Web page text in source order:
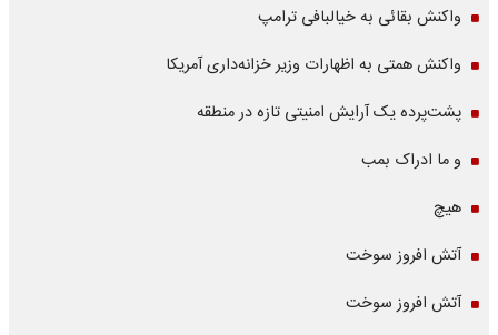
واکنش بقائی به خیالبافی ترامپ
واکنش همتی به اظهارات وزیر خزانه‌داری آمریکا
پشت‌پرده یک آرایش امنیتی تازه در منطقه
و ما ادراک بمب
هیچ
آتش افروز سوخت
آتش افروز سوخت